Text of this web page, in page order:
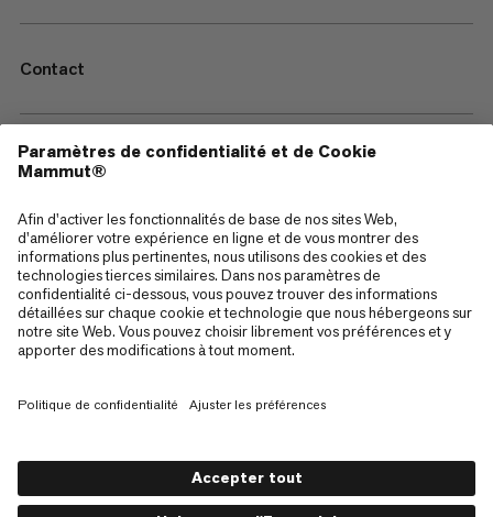
Contact
—
Sitemap
Cookies
Mentions Légales
Politique de confidentialité des données